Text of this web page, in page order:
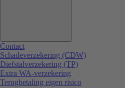
Contact
Schadeverzekering (CDW)
Diefstalverzekering (TP)
Extra WA-verzekering
Terugbetaling eigen risico